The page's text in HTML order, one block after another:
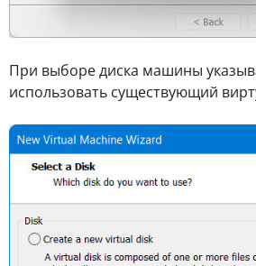
При выборе диска машины
использовать существующий